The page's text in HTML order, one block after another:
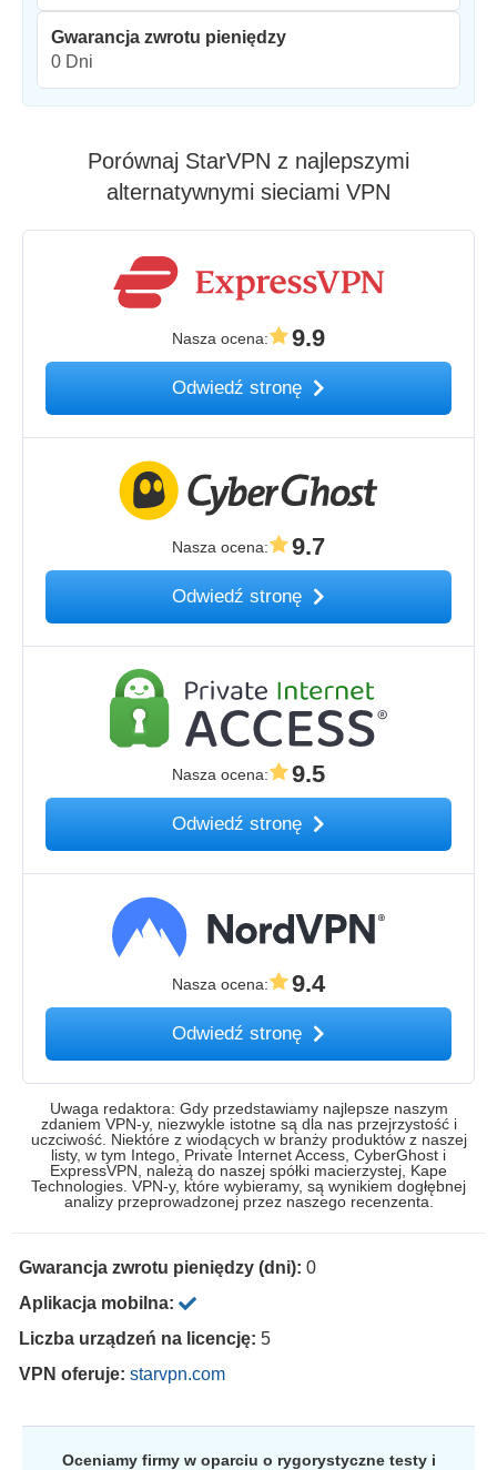
Gwarancja zwrotu pieniędzy
0 Dni
Porównaj StarVPN z najlepszymi
alternatywnymi sieciami VPN
Nasza ocena: 9.9
Odwiedź stronę
Nasza ocena: 9.7
Odwiedź stronę
Nasza ocena: 9.5
Odwiedź stronę
Nasza ocena: 9.4
Odwiedź stronę
Uwaga redaktora: Gdy przedstawiamy najlepsze naszym
zdaniem VPN-y, niezwykle istotne są dla nas przejrzystość i
uczciwość. Niektóre z wiodących w branży produktów z naszej
listy, w tym Intego, Private Internet Access, CyberGhost i
ExpressVPN, należą do naszej spółki macierzystej, Kape
Technologies. VPN-y, które wybieramy, są wynikiem dogłębnej
analizy przeprowadzonej przez naszego recenzenta.
Gwarancja zwrotu pieniędzy (dni): 0
Aplikacja mobilna:
Liczba urządzeń na licencję: 5
VPN oferuje: starvpn.com
Oceniamy firmy w oparciu o rygorystyczne testy i